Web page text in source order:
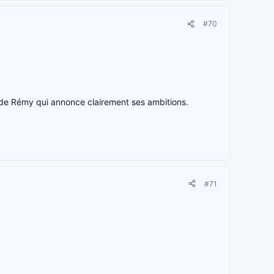
#70
Rémy qui annonce clairement ses ambitions.
#71